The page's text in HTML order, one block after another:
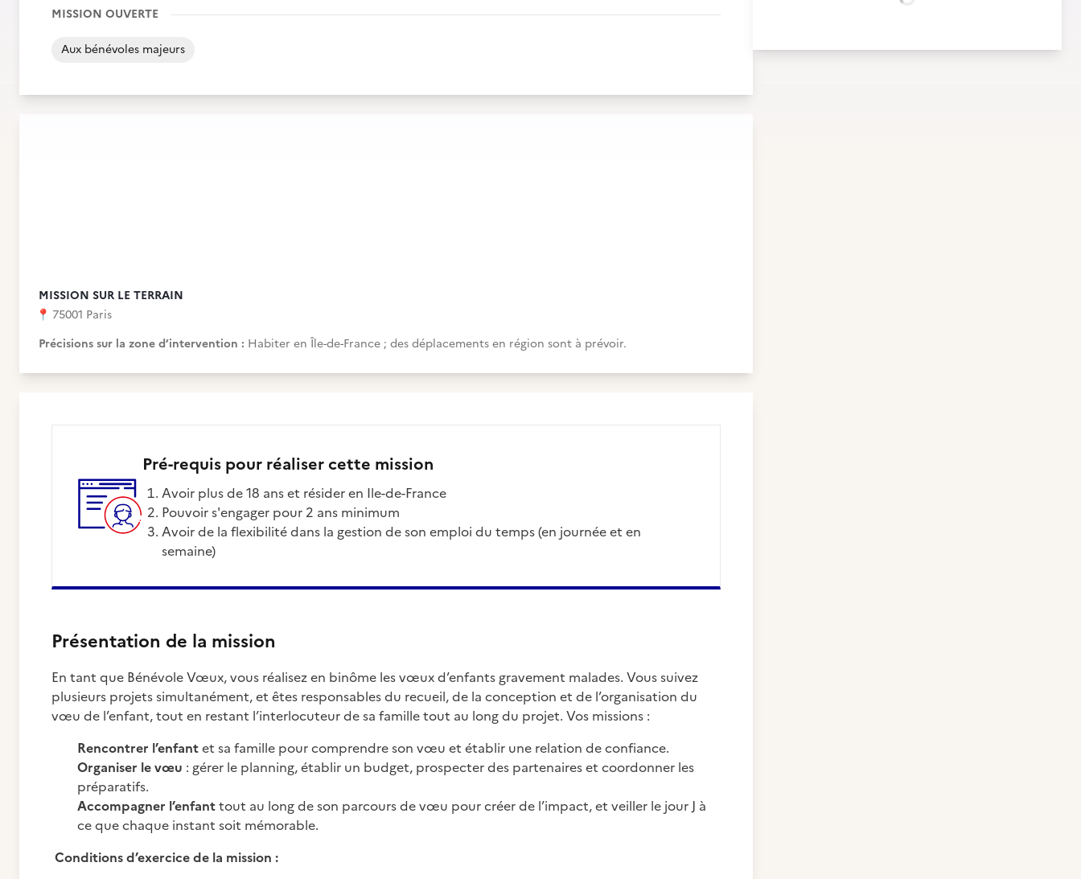
MISSION OUVERTE
Aux bénévoles majeurs
MISSION SUR LE TERRAIN
📍 75001 Paris
Précisions sur la zone d’intervention : Habiter en Île-de-France ; des déplacements en région sont à prévoir.
Pré-requis pour réaliser cette mission
Avoir plus de 18 ans et résider en Ile-de-France
Pouvoir s'engager pour 2 ans minimum
Avoir de la flexibilité dans la gestion de son emploi du temps (en journée et en
semaine)
Présentation de la mission
En tant que Bénévole Vœux, vous réalisez en binôme les vœux d’enfants gravement malades. Vous suivez
plusieurs projets simultanément, et êtes responsables du recueil, de la conception et de l’organisation du
vœu de l’enfant, tout en restant l’interlocuteur de sa famille tout au long du projet. Vos missions :
Rencontrer l’enfantet sa famille pour comprendre son vœu et établir une relation de confiance.
Organiser le vœu : gérer le planning, établir un budget, prospecter des partenaires et coordonner les
préparatifs.
Accompagner l’enfanttout au long de son parcours de vœu pour créer de l’impact, et veiller le jour J à
ce que chaque instant soit mémorable.
Conditions d’exercice de la mission :